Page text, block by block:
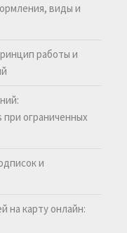
виды и
работы и
ограниченных
и
на карту онлайн: